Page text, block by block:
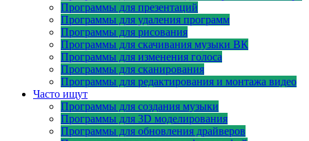
Программы для презентаций
Программы для удаления программ
Программы для рисования
Программы для скачивания музыки ВК
Программы для изменения голоса
Программы для сканирования
Программы для редактирования и монтажа видео
Часто ищут
Программы для создания музыки
Программы для 3D моделирования
Программы для обновления драйверов